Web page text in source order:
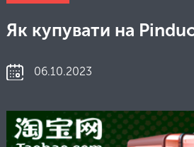
Як купувати на
06.10.2023